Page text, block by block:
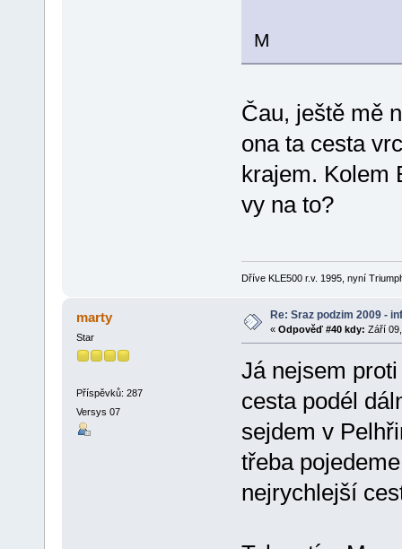
M
Čau, ještě mě
ona ta cesta
krajem. Kolem
vy na to?
Dříve KLE500 r.v. 1995, nyní
marty
Star
Příspěvků: 287
Versys 07
Re: Sraz podzim 2009 -
« Odpověď #40 kdy: Září
Já nejsem
cesta podél
sejdem v
třeba
nejrychlejší